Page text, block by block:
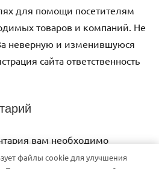
для помощи посетителям
товаров и компаний. Не
неверную и изменившуюся
сайта ответственность
вам необходимо
файлы cookie для улучшения